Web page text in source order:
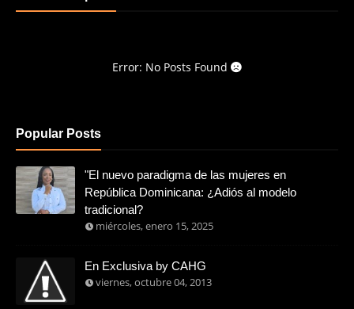
Error: No Posts Found
Popular Posts
"El nuevo paradigma de las mujeres en
República Dominicana: ¿Adiós al modelo
tradicional?
miércoles, enero 15, 2025
En Exclusiva by CAHG
viernes, octubre 04, 2013